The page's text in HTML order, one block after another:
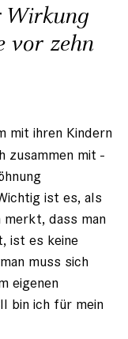
Wirkung
vor zehn
mit ihren Kindern
zusammen mit
ist es, als
merkt, dass man
ist es keine
muss sich
eigenen
bin ich für mein